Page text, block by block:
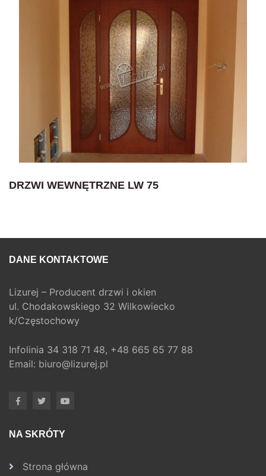
DRZWI WEWNĘTRZNE LW 75
DANE KONTAKTOWE
Lizurej – Producent drzwi i okien
ul. Chodakowskiego 32 Wilkowiecko
k/Częstochowy
Infolinia 34 318 71 48, +48 665 65 77 88
Email: biuro@lizurej.pl
NA SKRÓTY
Strona główna